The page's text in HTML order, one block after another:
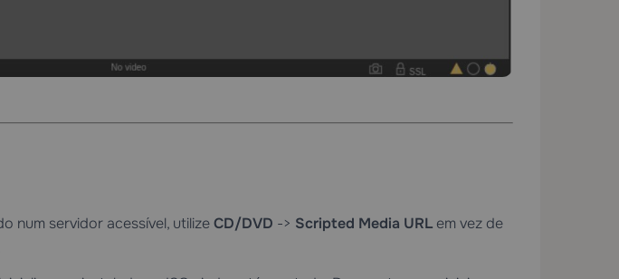
num servidor acessível, utilizeCD/DVD -> Scripted Media URLem vez de